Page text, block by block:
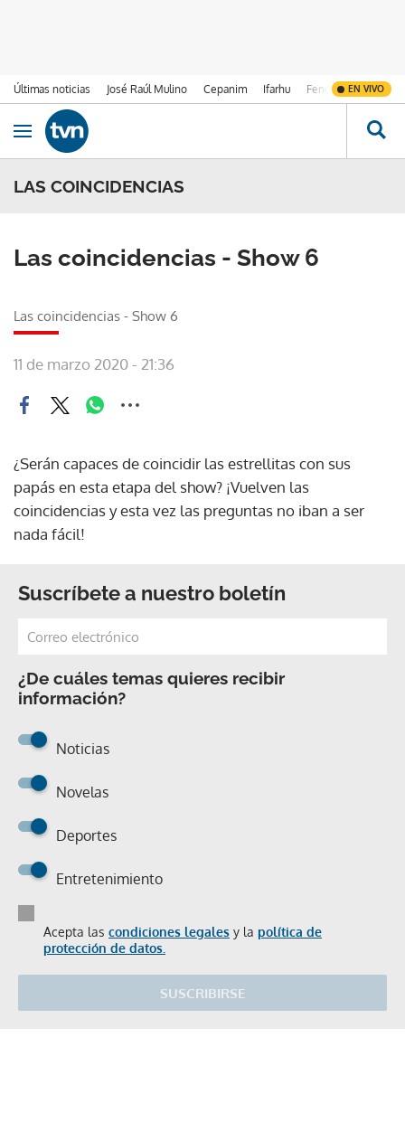
Últimas noticias José Raúl Mulino Cepanim Ifarhu Fenómeno de El
EN VIVO
Ir al contenido
Obrir navegació
LAS COINCIDENCIAS
Las coincidencias - Show 6
Las coincidencias - Show 6
11 de marzo 2020 - 21:36
¿Serán capaces de coincidir las estrellitas con sus
papás en esta etapa del show? ¡Vuelven las
coincidencias y esta vez las preguntas no iban a ser
nada fácil!
Suscríbete a nuestro boletín
¿De cuáles temas quieres recibir
información?
Noticias
Novelas
Deportes
Entretenimiento
Acepta las condiciones legales y la política de
protección de datos.
SUSCRIBIRSE